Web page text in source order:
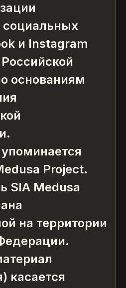
и Instagram
основаниям
Project.
SIA Medusa
на территории
касается